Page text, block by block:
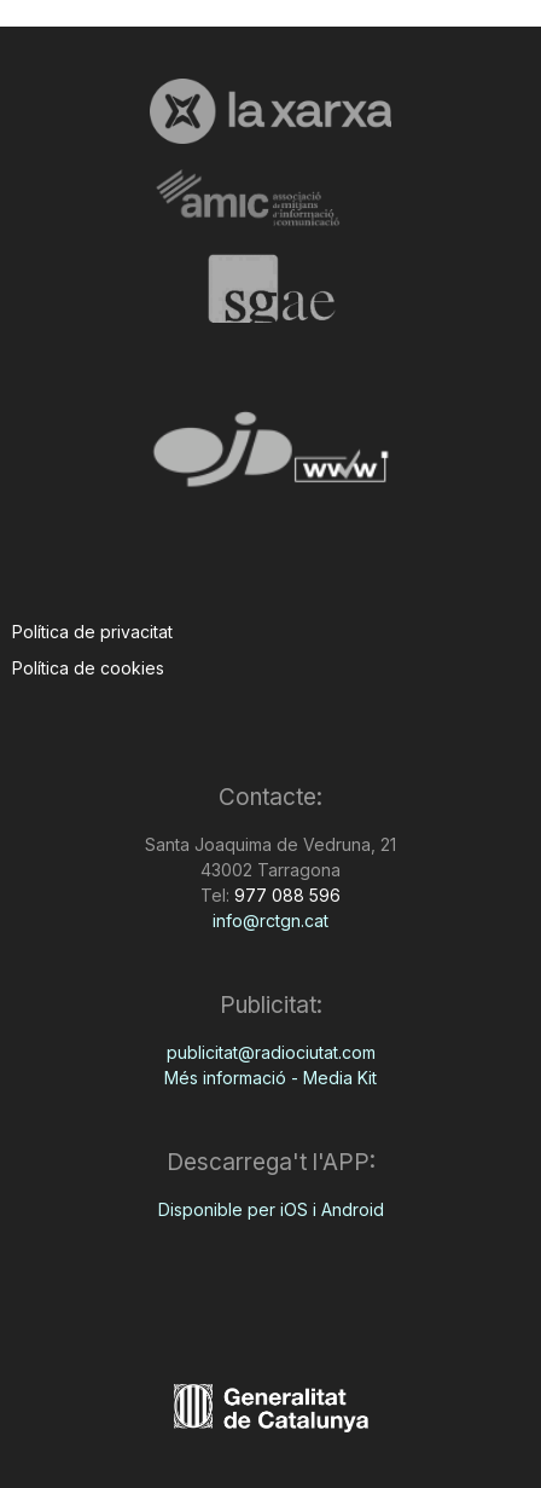
Política de privacitat
Política de cookies
Contacte:
Santa Joaquima de Vedruna, 21
43002 Tarragona
Tel: 977 088 596
info@rctgn.cat
Publicitat:
publicitat@radiociutat.com
Més informació - Media Kit
Descarrega't l'APP:
Disponible per iOS i Android